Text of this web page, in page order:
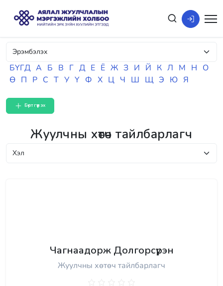
БҮГД А Б В Г Д Е Ё Ж З И Й К Л М Н О
Ө П Р С Т У Ү Ф Х Ц Ч Ш Щ Э Ю Я
Бүртгүүлэх
Жуулчны хөтөч тайлбарлагч
Чагнаадорж Долгорсүрэн
Жуулчны хөтөч тайлбарлагч